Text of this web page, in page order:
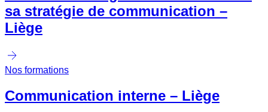
sa stratégie de communication –
Liège
Nos formations
Communication interne – Liège